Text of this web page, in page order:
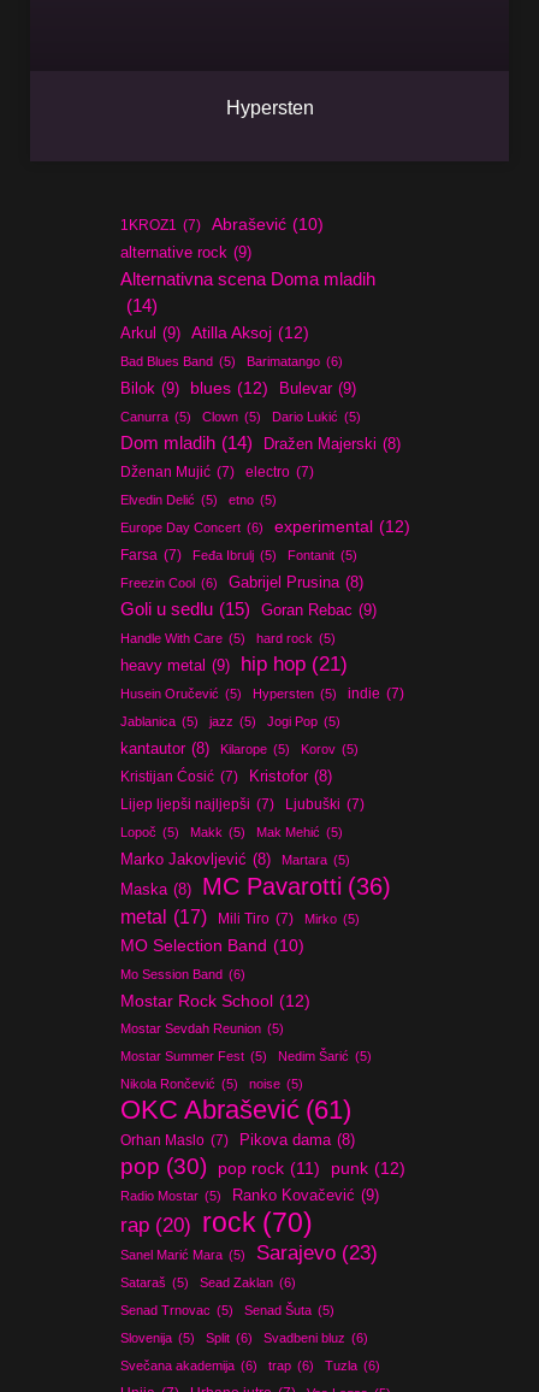
Hypersten
1KROZ1 (7) Abrašević (10)
alternative rock (9)
Alternativna scena Doma mladih
(14)
Arkul (9) Atilla Aksoj (12)
Bad Blues Band (5) Barimatango (6)
Bilok (9) blues (12) Bulevar (9)
Canurra (5) Clown (5) Dario Lukić (5)
Dom mladih (14) Dražen Majerski (8)
Dženan Mujić (7) electro (7)
Elvedin Delić (5) etno (5)
Europe Day Concert (6) experimental (12)
Farsa (7) Feđa Ibrulj (5) Fontanit (5)
Freezin Cool (6) Gabrijel Prusina (8)
Goli u sedlu (15) Goran Rebac (9)
Handle With Care (5) hard rock (5)
heavy metal (9) hip hop (21)
Husein Oručević (5) Hypersten (5) indie (7)
Jablanica (5) jazz (5) Jogi Pop (5)
kantautor (8) Kilarope (5) Korov (5)
Kristijan Ćosić (7) Kristofor (8)
Lijep ljepši najljepši (7) Ljubuški (7)
Lopoč (5) Makk (5) Mak Mehić (5)
Marko Jakovljević (8) Martara (5)
Maska (8) MC Pavarotti (36)
metal (17) Mili Tiro (7) Mirko (5)
MO Selection Band (10)
Mo Session Band (6)
Mostar Rock School (12)
Mostar Sevdah Reunion (5)
Mostar Summer Fest (5) Nedim Šarić (5)
Nikola Rončević (5) noise (5)
OKC Abrašević (61)
Orhan Maslo (7) Pikova dama (8)
pop (30) pop rock (11) punk (12)
Radio Mostar (5) Ranko Kovačević (9)
rap (20) rock (70)
Sanel Marić Mara (5) Sarajevo (23)
Sataraš (5) Sead Zaklan (6)
Senad Trnovac (5) Senad Šuta (5)
Slovenija (5) Split (6) Svadbeni bluz (6)
Svečana akademija (6) trap (6) Tuzla (6)